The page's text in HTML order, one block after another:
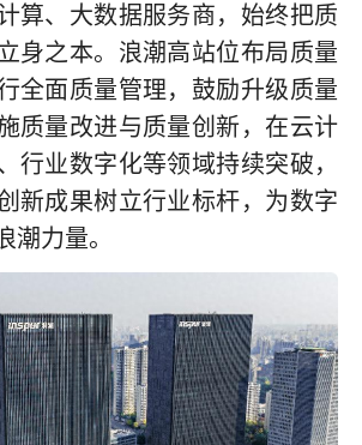
算、大数据服务商，始终把质
身之本。浪潮高站位布局质量
全面质量管理，鼓励升级质量
质量改进与质量创新，在云计
行业数字化等领域持续突破，
新成果树立行业标杆，为数字
潮力量。